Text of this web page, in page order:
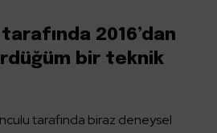
2016’dan
bir teknik
tarafında biraz deneysel